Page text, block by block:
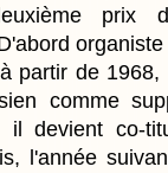
prix
partir de
comme
il devient co-
l'année